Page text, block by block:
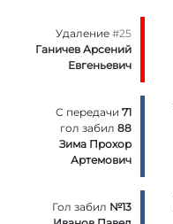
Удаление#25
Ганичев Арсений
Евгеньевич
С передачи71
гол забил88
Зима Прохор
Артемович
Гол забил №13